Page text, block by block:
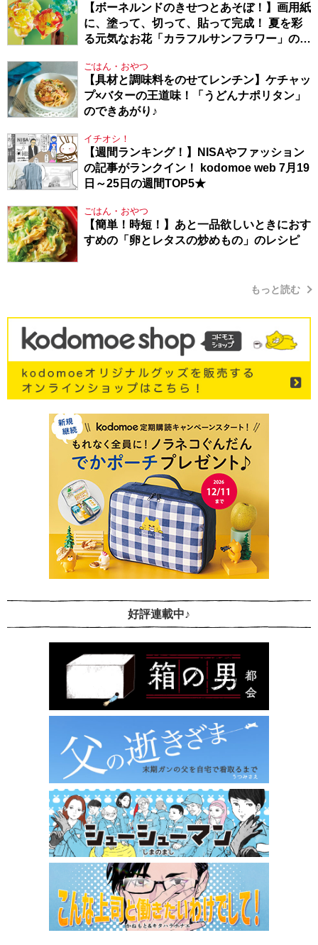
【ボーネルンドのきせつとあそぼ！】画用紙
に、塗って、切って、貼って完成！ 夏を彩
る元気なお花「カラフルサンフラワー」の作
ごはん・おやつ
【具材と調味料をのせてレンチン】ケチャッ
プ×バターの王道味！「うどんナポリタン」
のできあがり♪
イチオシ！
【週間ランキング！】NISAやファッション
の記事がランクイン！ kodomoe web 7月19
日～25日の週間TOP5★
ごはん・おやつ
【簡単！時短！】あと一品欲しいときにおす
すめの「卵とレタスの炒めもの」のレシピ
もっと読む
好評連載中♪